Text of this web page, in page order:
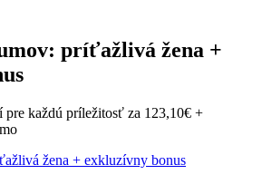
príťažlivá žena +
pre každú príležitosť za 123,10€ +
žena + exkluzívny bonus